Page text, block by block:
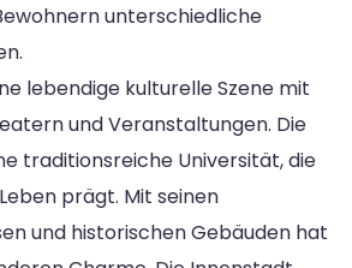
unterschiedliche
lebendige kulturelle Szene mit
und Veranstaltungen. Die
traditionsreiche Universität, die
prägt. Mit seinen
und historischen Gebäuden hat